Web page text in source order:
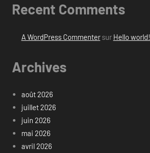
Recent Comments
A WordPress Commentersur Hello world!
Archives
août 2026
juillet 2026
juin 2026
mai 2026
avril 2026